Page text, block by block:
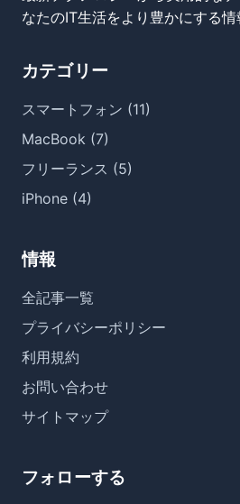
なたのIT生活をより豊かにする情
カテゴリー
スマートフォン (11)
MacBook (7)
フリーランス (5)
iPhone (4)
情報
全記事一覧
プライバシーポリシー
利用規約
お問い合わせ
サイトマップ
フォローする